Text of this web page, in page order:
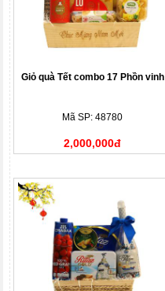
Giỏ quà Tết combo 17 Phồn vinh
Mã SP: 48780
2,000,000đ